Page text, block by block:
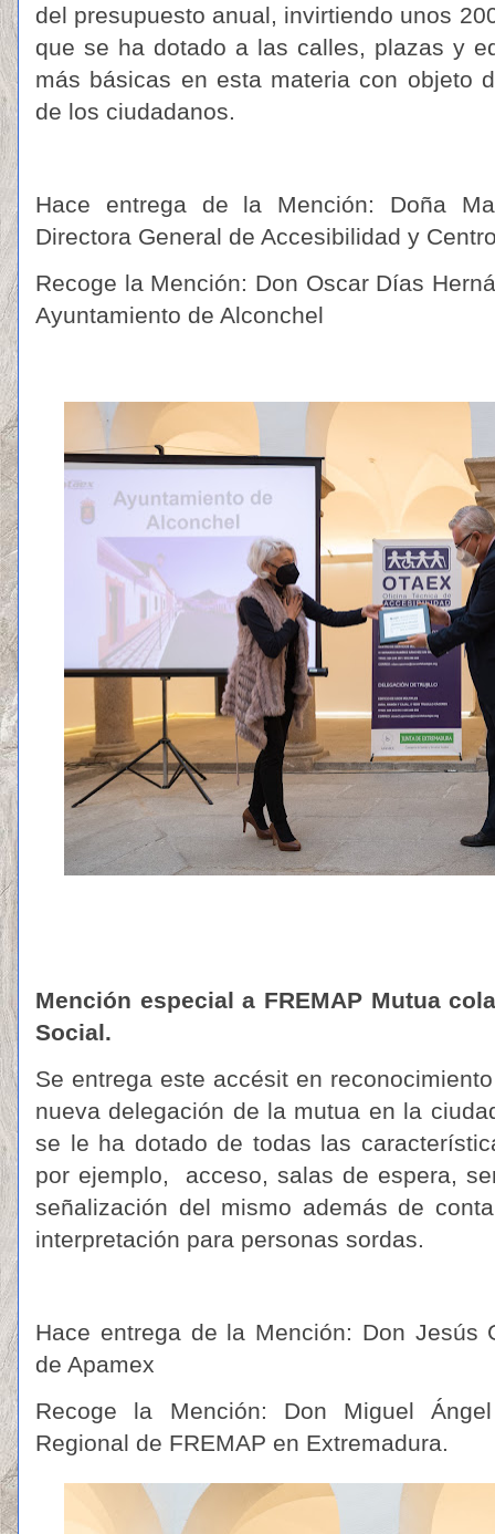
del presupuesto anual, invirtiendo unos
que se ha dotado a las calles, plazas y
más básicas en esta materia con objeto
de los ciudadanos.
Hace entrega de la Mención: Doña
Directora General de Accesibilidad y
Recoge la Mención: Don Oscar Días
Ayuntamiento de Alconchel
Mención especial a FREMAP Mutua
Social.
Se entrega este accésit en
nueva delegación de la mutua en la
se le ha dotado de todas las
por ejemplo,
acceso, salas de espera,
señalización del mismo además de
interpretación para personas sordas.
Hace entrega de la Mención: Don Jesús
de Apamex
Recoge la Mención: Don Miguel
Regional de FREMAP en Extremadura.